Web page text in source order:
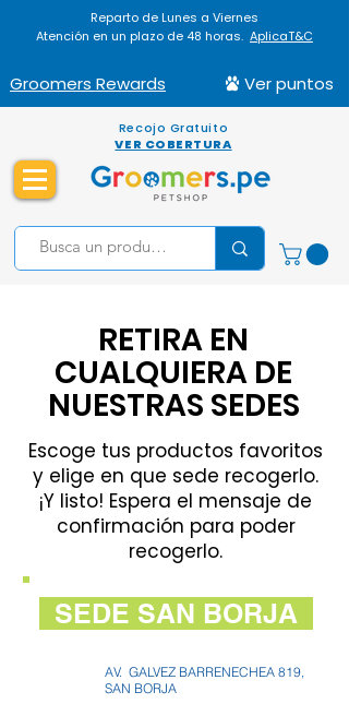
Reparto de Lunes a Viernes
Atención en un plazo de 48 horas. AplicaT&C
Groomers Rewards Ver puntos
Recojo Gratuito
VER COBERTURA
RETIRA EN
CUALQUIERA DE
NUESTRAS SEDES
Escoge tus productos favoritos
y elige en que sede recogerlo.
¡Y listo! Espera el mensaje de
confirmación para poder
recogerlo.
SEDE SAN BORJA
AV. GALVEZ BARRENECHEA 819,
SAN BORJA